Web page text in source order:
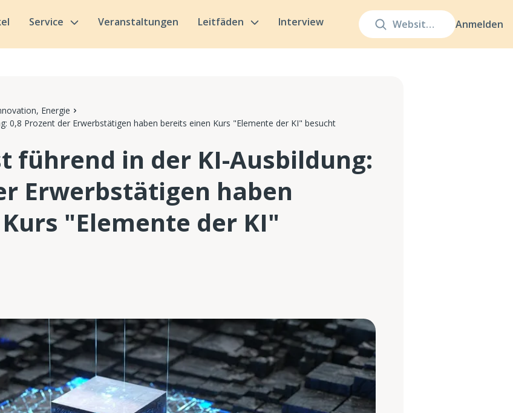
Anmelden
Service Veranstaltungen Leitfäden Interview
Energie
0,8 Prozent der Erwerbstätigen haben bereits einen Kurs "Elemente der KI" besucht
führend in der KI-Ausbildung:
Erwerbstätigen haben
"Elemente der KI"